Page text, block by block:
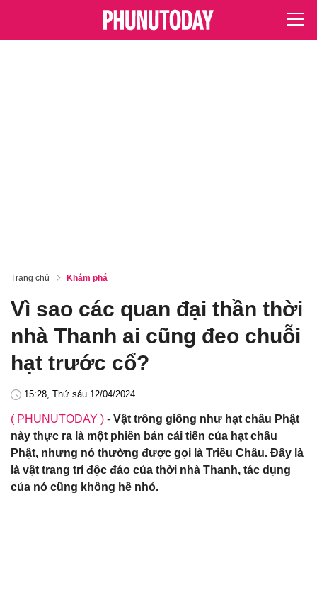
Trang chủ Khám phá
Vì sao các quan đại thần thời
nhà Thanh ai cũng đeo chuỗi
hạt trước cổ?
15:28, Thứ sáu 12/04/2024
( PHUNUTODAY ) - Vật trông giống như hạt châu Phật
này thực ra là một phiên bản cải tiến của hạt châu
Phật, nhưng nó thường được gọi là Triều Châu. Đây là
là vật trang trí độc đáo của thời nhà Thanh, tác dụng
của nó cũng không hề nhỏ.